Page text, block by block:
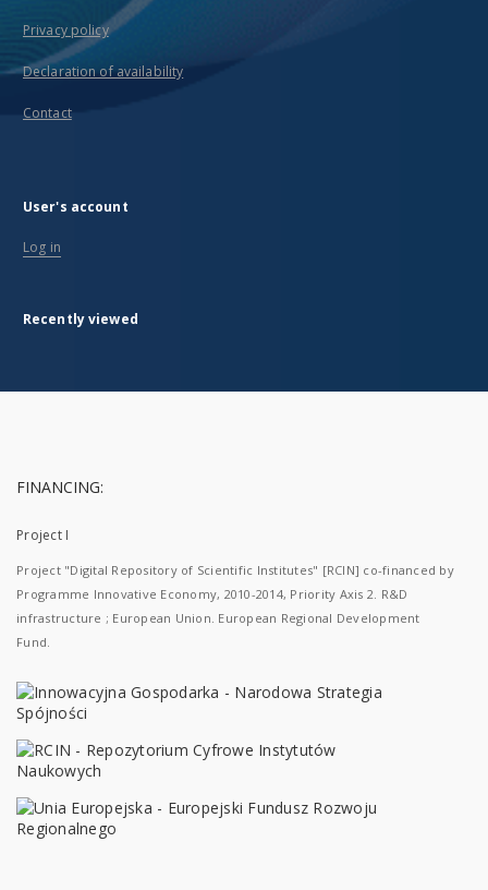
Privacy policy
Declaration of availability
Contact
User's account
Log in
Recently viewed
FINANCING:
Project I
Project "Digital Repository of Scientific Institutes" [RCIN] co-financed by
Programme Innovative Economy, 2010-2014, Priority Axis 2. R&D
infrastructure ; European Union. European Regional Development
Fund.